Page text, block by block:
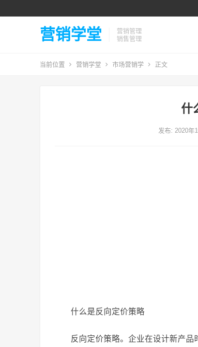
营销学堂
营销管理
销售管理
当前位置 营销学堂 市场营销学 正文
什
发布: 2020年
什么是反向定价策略
反向定价策略。企业在设计新产品